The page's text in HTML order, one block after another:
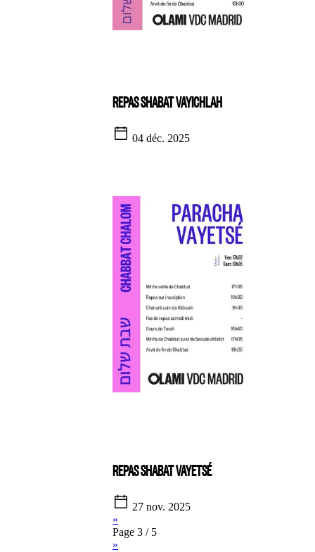
REPAS SHABAT VAYICHLAH
04 déc. 2025
REPAS SHABAT VAYETSÉ
27 nov. 2025
«
Page 3 / 5
»